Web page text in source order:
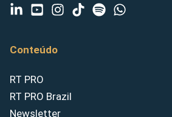
Conteúdo
RT PRO
RT PRO Brazil
Newsletter